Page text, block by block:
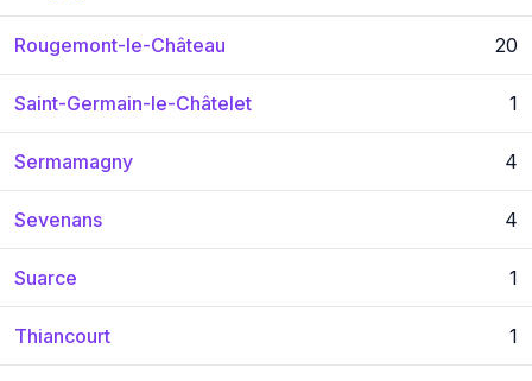
Rougemont-le-Château 20
Saint-Germain-le-Châtelet 1
Sermamagny 4
Sevenans 4
Suarce 1
Thiancourt 1